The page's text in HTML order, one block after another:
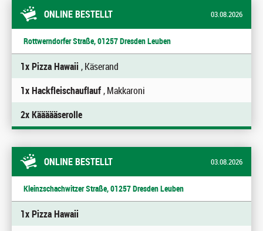
ONLINE BESTELLT 03.08.2026
Rottwerndorfer Straße, 01257 Dresden Leuben
1x Pizza Hawaii , Käserand
1x Hackfleischauflauf, Makkaroni
2x Käääääserolle
ONLINE BESTELLT 03.08.2026
Kleinzschachwitzer Straße, 01257 Dresden Leuben
1x Pizza Hawaii